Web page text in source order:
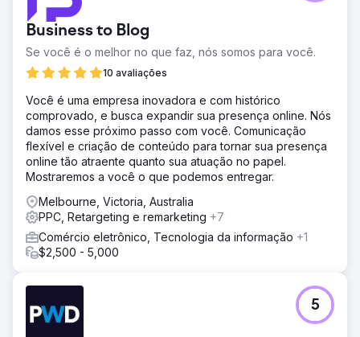
Business to Blog
Se você é o melhor no que faz, nós somos para você.
10 avaliações
Você é uma empresa inovadora e com histórico
comprovado, e busca expandir sua presença online. Nós
damos esse próximo passo com você. Comunicação
flexível e criação de conteúdo para tornar sua presença
online tão atraente quanto sua atuação no papel.
Mostraremos a você o que podemos entregar.
Melbourne, Victoria, Australia
PPC, Retargeting e remarketing +7
Comércio eletrônico, Tecnologia da informação +1
$2,500 - 5,000
5